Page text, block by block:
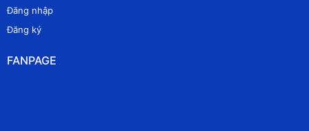
Đăng nhập
Đăng ký
FANPAGE